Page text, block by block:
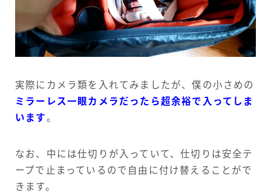
実際にカメラ類を入れてみましたが、僕の小さめの
ミラーレス一眼カメラだったら超余裕で入ってしま
います。
なお、中には仕切りが入っていて、仕切りは安全テ
ープで止まっているので自由に付け替えることがで
きます。